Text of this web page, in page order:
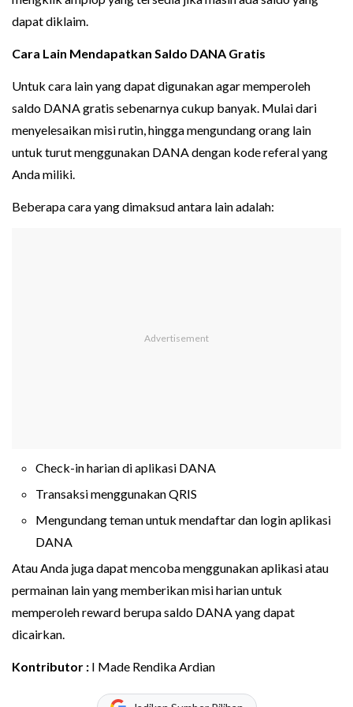
dapat diklaim.
Cara Lain Mendapatkan Saldo DANA Gratis
Untuk cara lain yang dapat digunakan agar memperoleh
saldo DANA gratis sebenarnya cukup banyak. Mulai dari
menyelesaikan misi rutin, hingga mengundang orang lain
untuk turut menggunakan DANA dengan kode referal yang
Anda miliki.
Beberapa cara yang dimaksud antara lain adalah:
Check-in harian di aplikasi DANA
Transaksi menggunakan QRIS
Mengundang teman untuk mendaftar dan login aplikasi
DANA
Atau Anda juga dapat mencoba menggunakan aplikasi atau
permainan lain yang memberikan misi harian untuk
memperoleh reward berupa saldo DANA yang dapat
dicairkan.
Kontributor : I Made Rendika Ardian